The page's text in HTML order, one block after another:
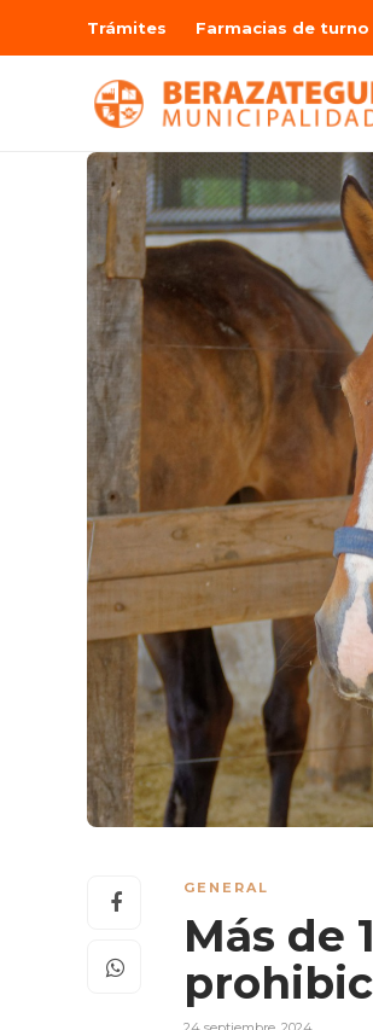
Trámites Farmacias de turno
GENERAL
Más de